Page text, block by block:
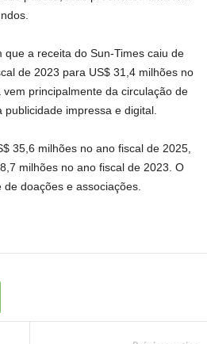
que a receita do Sun-Times caiu de
de 2023 para US$ 31,4 milhões no
principalmente da circulação de
impressa e digital.
35,6 milhões no ano fiscal de 2025,
milhões no ano fiscal de 2023. O
doações e associações.